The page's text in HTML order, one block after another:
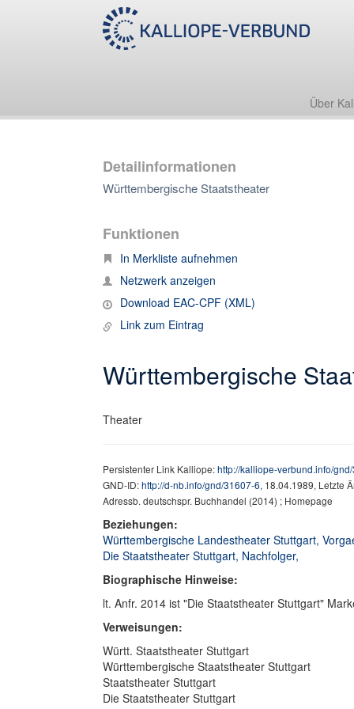
Über
Detailinformationen
Württembergische Staatstheater
Funktionen
In Merkliste aufnehmen
Netzwerk anzeigen
Download EAC-CPF (XML)
Link zum Eintrag
Württembergische
Theater
Persistenter Link Kalliope:http://kalliope-verbund.info/
GND-ID:http://d-nb.info/gnd/31607-6, 18.04.1989, Letzte
Adressb. deutschspr. Buchhandel (2014) ; Homepage
Beziehungen:
Württembergische Landestheater Stuttgart,
Die Staatstheater Stuttgart, Nachfolger,
Biographische Hinweise:
lt. Anfr. 2014 ist "Die Staatstheater Stuttgart"
Verweisungen:
Württ. Staatstheater Stuttgart
Württembergische Staatstheater Stuttgart
Staatstheater Stuttgart
Die Staatstheater Stuttgart